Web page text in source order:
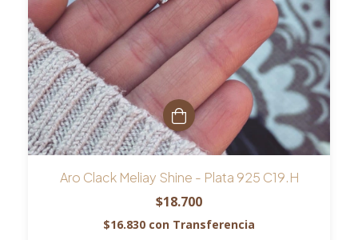
Aro Clack Meliay Shine - Plata 925 C19.H
$18.700
$16.830 con Transferencia